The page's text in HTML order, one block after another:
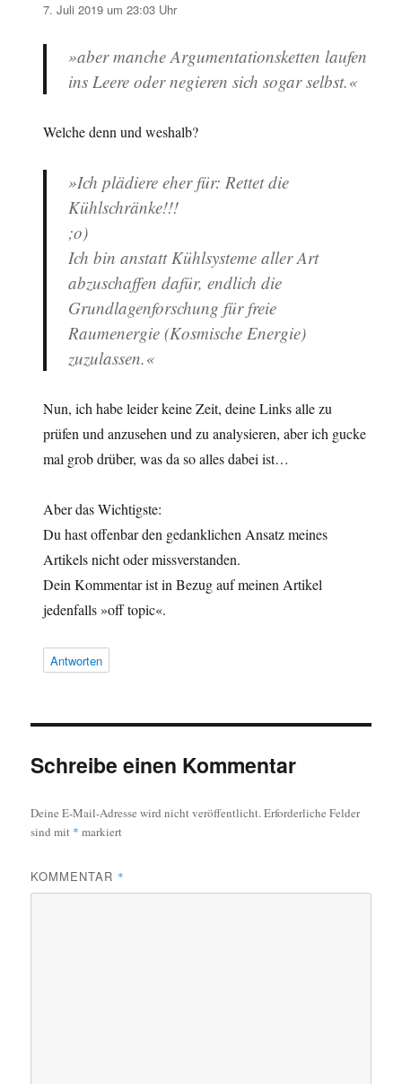
7. Juli 2019 um 23:03 Uhr
»aber manche Argumentationsketten laufen
ins Leere oder negieren sich sogar selbst.«
Welche denn und weshalb?
»Ich plädiere eher für: Rettet die
Kühlschränke!!!
;o)
Ich bin anstatt Kühlsysteme aller Art
abzuschaffen dafür, endlich die
Grundlagenforschung für freie
Raumenergie (Kosmische Energie)
zuzulassen.«
Nun, ich habe leider keine Zeit, deine Links alle zu
prüfen und anzusehen und zu analysieren, aber ich gucke
mal grob drüber, was da so alles dabei ist…
Aber das Wichtigste:
Du hast offenbar den gedanklichen Ansatz meines
Artikels nicht oder missverstanden.
Dein Kommentar ist in Bezug auf meinen Artikel
jedenfalls »off topic«.
Antworten
Schreibe einen Kommentar
Deine E-Mail-Adresse wird nicht veröffentlicht.Erforderliche Felder
sind mit * markiert
KOMMENTAR *